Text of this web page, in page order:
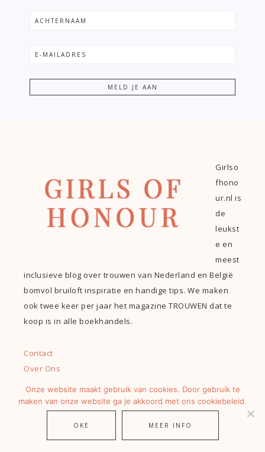
Girlso
fhono
ur.nl is
de
leukst
e en
meest
inclusieve blog over trouwen van Nederland en België
bomvol bruiloft inspiratie en handige tips. We maken
ook twee keer per jaar het magazine TROUWEN dat te
koop is in alle boekhandels.
Contact
Over Ons
Vacatures
Nieuwsbrief
Privacy en AV
Onze website maakt gebruik van cookies. Door gebruik te
maken van onze website ga je akkoord met ons cookiebeleid.
OKE MEER INFO